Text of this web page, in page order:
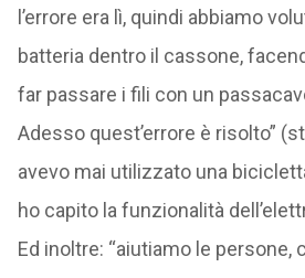
l’errore era lì, quindi abbiamo
batteria dentro il cassone,
far passare i fili con un
Adesso quest’errore è risolto”
avevo mai utilizzato una
ho capito la funzionalità
Ed inoltre: “aiutiamo le persone,